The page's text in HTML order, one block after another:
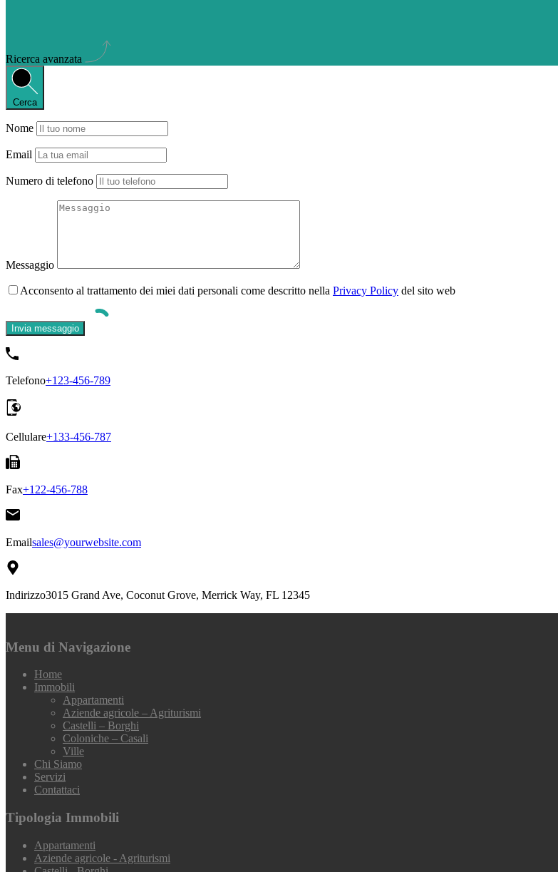
Ricerca avanzata
Cerca
Nome
Email
Numero di telefono
Messaggio
Acconsento al trattamento dei miei dati personali come descritto nella Privacy Policy del sito web
Telefono+123-456-789
Cellulare+133-456-787
Fax+122-456-788
Emailsales@yourwebsite.com
Indirizzo3015 Grand Ave, Coconut Grove, Merrick Way, FL 12345
Menu di Navigazione
Home
Immobili
Appartamenti
Aziende agricole – Agriturismi
Castelli – Borghi
Coloniche – Casali
Ville
Chi Siamo
Servizi
Contattaci
Tipologia Immobili
Appartamenti
Aziende agricole - Agriturismi